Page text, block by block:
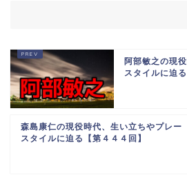
阿部敏之の現
スタイルに迫
森島康仁の現役時代、生い立ちやプレー
スタイルに迫る【第４４４回】